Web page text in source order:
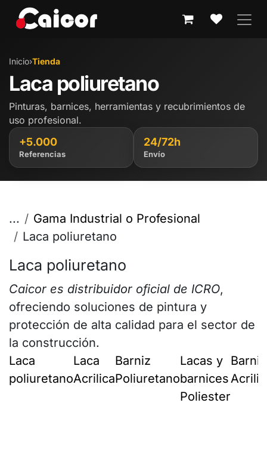
Inicio›Tienda
Laca poliuretano
Pinturas, barnices, herramientas y recubrimientos de
uso profesional.
+5.000
Referencias
24/72h
Envío
...
Gama Industrial o Profesional
Laca poliuretano
Laca poliuretano
Caicor es distribuidor oficial de ICRO,
ofreciendo soluciones de pintura y
protección de alta calidad para el sector de
la construcción.
Laca
poliuretano
Laca
Acrilica
Barniz
Poliuretano
Lacas y
barnices
Poliester
Barniz